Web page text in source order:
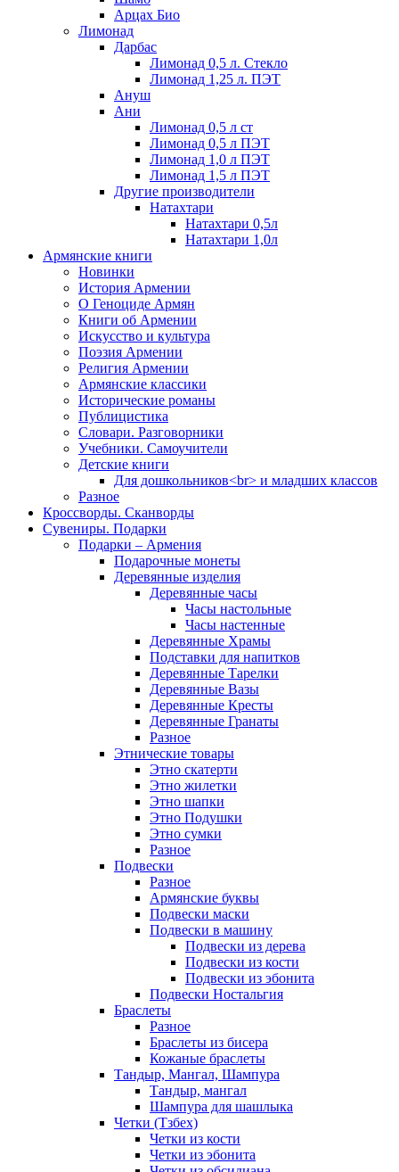
Арцах Био
Лимонад
Дарбас
Лимонад 0,5 л. Стекло
Лимонад 1,25 л. ПЭТ
Ануш
Ани
Лимонад 0,5 л ст
Лимонад 0,5 л ПЭТ
Лимонад 1,0 л ПЭТ
Лимонад 1,5 л ПЭТ
Другие производители
Натахтари
Натахтари 0,5л
Натахтари 1,0л
Армянские книги
Новинки
История Армении
О Геноциде Армян
Книги об Армении
Иcкусство и культура
Поэзия Армении
Религия Армении
Армянские классики
Исторические романы
Публицистика
Словари. Разговорники
Учебники. Самоучители
Детские книги
Для дошкольников<br> и младших классов
Разное
Кроссворды. Сканворды
Сувениры. Подарки
Подарки – Армения
Подарочные монеты
Деревянные изделия
Деревянные часы
Часы настольные
Часы настенные
Деревянные Храмы
Подставки для напитков
Деревянные Тарелки
Деревянные Вазы
Деревянные Кресты
Деревянные Гранаты
Разное
Этнические товары
Этно скатерти
Этно жилетки
Этно шапки
Этно Подушки
Этно сумки
Разное
Подвески
Разное
Армянские буквы
Подвески маски
Подвески в машину
Подвески из дерева
Подвески из кости
Подвески из эбонита
Подвески Ностальгия
Браслеты
Разное
Браслеты из бисера
Кожаные браслеты
Тандыр, Мангал, Шампура
Тандыр, мангал
Шампура для шашлыка
Четки (Тзбех)
Четки из кости
Четки из эбонита